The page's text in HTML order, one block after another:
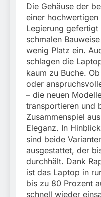
Die Gehäuse der
einer
Legierung
schmalen
wenig Platz ein.
schlagen die
kaum zu Buche.
oder
– die neuen
transportieren und
Zusammenspiel
Eleganz. In
sind beide
ausgestattet, der
durchhält. Dank
ist das Laptop in
bis zu 80 Prozent
schnell wieder